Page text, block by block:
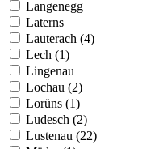
Langenegg
Laterns
Lauterach (4)
Lech (1)
Lingenau
Lochau (2)
Lorüns (1)
Ludesch (2)
Lustenau (22)